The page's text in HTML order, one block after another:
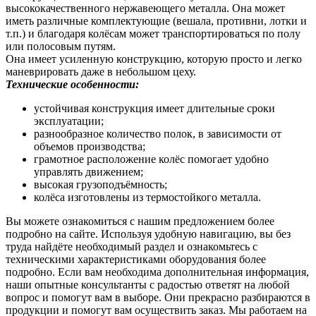
высококачественного нержавеющего металла. Она может
иметь различные комплектующие (вешала, противни, лотки и
т.п.) и благодаря колёсам может транспортироваться по полу
или полосовым путям.
Она имеет усиленную конструкцию, которую просто и легко
маневрировать даже в небольшом цеху.
Технические особенности:
устойчивая конструкция имеет длительные сроки
эксплуатации;
разнообразное количество полок, в зависимости от
объемов производства;
грамотное расположение колёс помогает удобно
управлять движением;
высокая грузоподъёмность;
колёса изготовлены из термостойкого металла.
Вы можете ознакомиться с нашим предложением более
подробно на сайте. Используя удобную навигацию, вы без
труда найдёте необходимый раздел и ознакомьтесь с
техническими характеристиками оборудования более
подробно. Если вам необходима дополнительная информация,
наши опытные консультанты с радостью ответят на любой
вопрос и помогут вам в выборе. Они прекрасно разбираются в
продукции и помогут вам осуществить заказ. Мы работаем на